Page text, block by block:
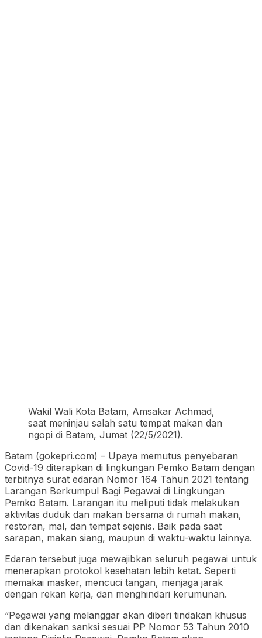
Wakil Wali Kota Batam, Amsakar Achmad,
saat meninjau salah satu tempat makan dan
ngopi di Batam, Jumat (22/5/2021).
Batam (gokepri.com) – Upaya memutus penyebaran
Covid-19 diterapkan di lingkungan Pemko Batam dengan
terbitnya surat edaran Nomor 164 Tahun 2021 tentang
Larangan Berkumpul Bagi Pegawai di Lingkungan
Pemko Batam. Larangan itu meliputi tidak melakukan
aktivitas duduk dan makan bersama di rumah makan,
restoran, mal, dan tempat sejenis. Baik pada saat
sarapan, makan siang, maupun di waktu-waktu lainnya.
Edaran tersebut juga mewajibkan seluruh pegawai untuk
menerapkan protokol kesehatan lebih ketat. Seperti
memakai masker, mencuci tangan, menjaga jarak
dengan rekan kerja, dan menghindari kerumunan.
“Pegawai yang melanggar akan diberi tindakan khusus
dan dikenakan sanksi sesuai PP Nomor 53 Tahun 2010